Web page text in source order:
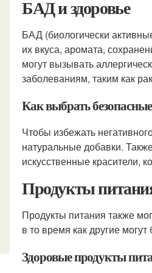
БАД и здоровье
БАД (биологически
их вкуса, аромата,
могут вызывать
заболеваниям, таким как
Как выбрать
Чтобы избежать
натуральные добавки.
искусственные красители,
Продукты
Продукты питания также
в то время как другие
Здоровые продукты